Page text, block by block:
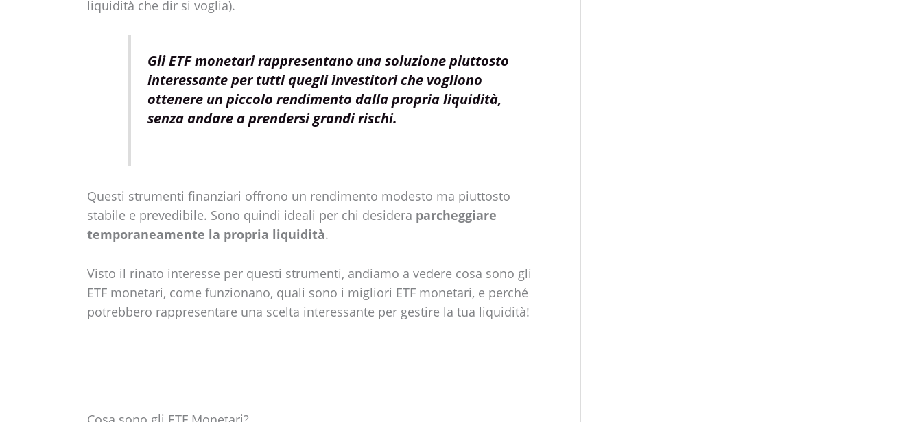
liquidità che dir si voglia).
Gli ETF monetari rappresentano una soluzione piuttosto
interessante per tutti quegli investitori che vogliono
ottenere un piccolo rendimento dalla propria liquidità,
senza andare a prendersi grandi rischi.
Questi strumenti finanziari offrono un rendimento modesto ma piuttosto
stabile e prevedibile. Sono quindi ideali per chi desidera parcheggiare
temporaneamente la propria liquidità.
Visto il rinato interesse per questi strumenti, andiamo a vedere cosa sono gli
ETF monetari, come funzionano, quali sono i migliori ETF monetari, e perché
potrebbero rappresentare una scelta interessante per gestire la tua liquidità!